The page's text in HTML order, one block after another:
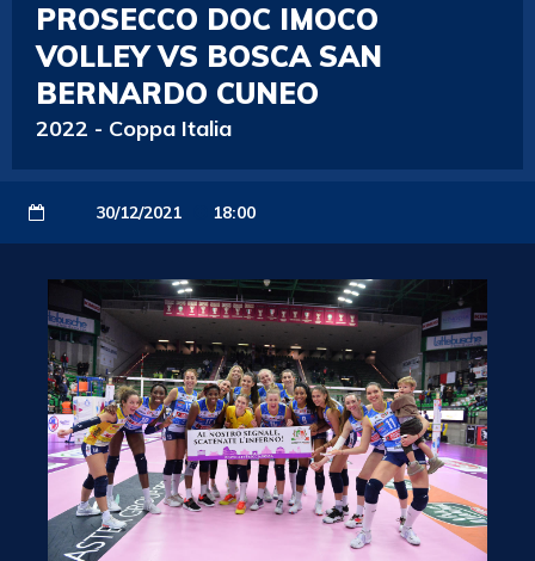
PROSECCO DOC IMOCO
VOLLEY VS BOSCA SAN
BERNARDO CUNEO
2022 - Coppa Italia
30/12/2021 18:00